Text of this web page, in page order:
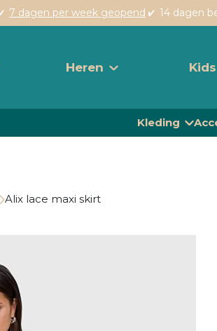
7 dagen per week geopend 14 dagen
Heren Kids
Kleding
Alix lace maxi skirt